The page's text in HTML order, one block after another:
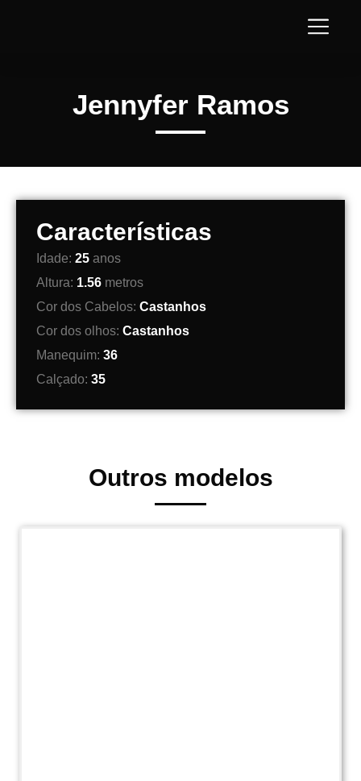
Jennyfer Ramos
Características
Idade: 25 anos
Altura: 1.56 metros
Cor dos Cabelos: Castanhos
Cor dos olhos: Castanhos
Manequim: 36
Calçado: 35
Outros modelos